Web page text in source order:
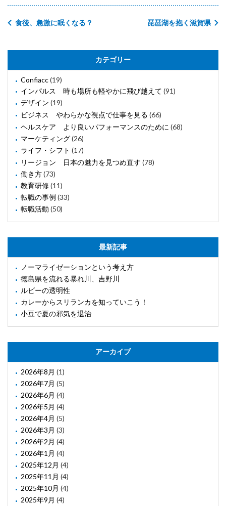
琵琶湖を抱く滋賀県
食後、急激に眠くなる？
カテゴリー
Confiacc(19)
インパルス 時も場所も軽やかに飛び越えて (91)
デザイン (19)
ビジネス やわらかな視点で仕事を見る (66)
ヘルスケア より良いパフォーマンスのために (68)
マーケティング(26)
ライフ・シフト (17)
リージョン 日本の魅力を見つめ直す (78)
働き方(73)
教育研修(11)
転職の事例 (33)
転職活動 (50)
最新記事
ノーマライゼーションという考え方
徳島県を流れる暴れ川、吉野川
ルビーの透明性
カレーからスリランカを知っていこう！
小豆で夏の邪気を退治
アーカイブ
2026年8月 (1)
2026年7月 (5)
2026年6月 (4)
2026年5月 (4)
2026年4月 (5)
2026年3月 (3)
2026年2月 (4)
2026年1月 (4)
2025年12月 (4)
2025年11月 (4)
2025年10月 (4)
2025年9月 (4)